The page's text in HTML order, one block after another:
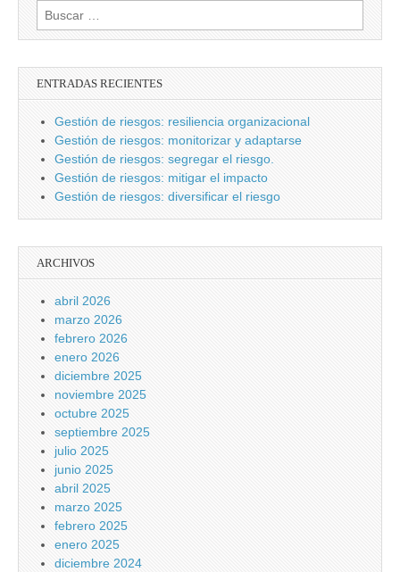
Buscar:
ENTRADAS RECIENTES
Gestión de riesgos: resiliencia organizacional
Gestión de riesgos: monitorizar y adaptarse
Gestión de riesgos: segregar el riesgo.
Gestión de riesgos: mitigar el impacto
Gestión de riesgos: diversificar el riesgo
ARCHIVOS
abril 2026
marzo 2026
febrero 2026
enero 2026
diciembre 2025
noviembre 2025
octubre 2025
septiembre 2025
julio 2025
junio 2025
abril 2025
marzo 2025
febrero 2025
enero 2025
diciembre 2024